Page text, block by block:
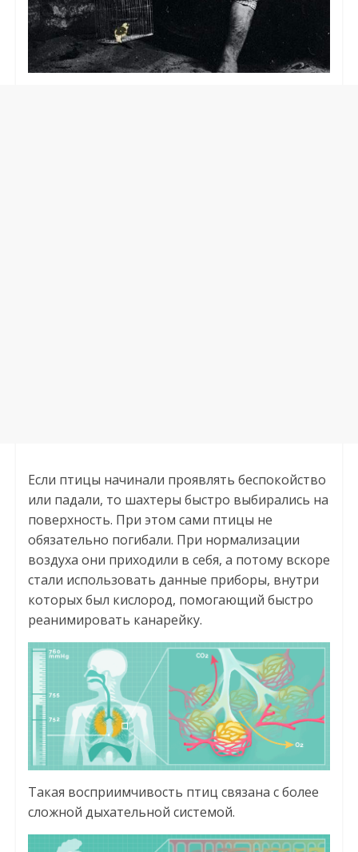
Если птицы начинали проявлять беспокойство
или падали, то шахтеры быстро выбирались на
поверхность. При этом сами птицы не
обязательно погибали. При нормализации
воздуха они приходили в себя, а потому вскоре
стали использовать данные приборы, внутри
которых был кислород, помогающий быстро
реанимировать канарейку.
Такая восприимчивость птиц связана с более
сложной дыхательной системой.